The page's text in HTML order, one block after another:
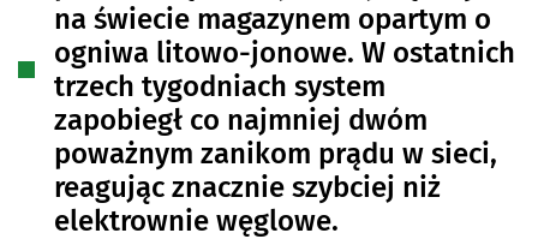
na świecie magazynem opartym o
ogniwa litowo-jonowe. W ostatnich
trzech tygodniach system
zapobiegł co najmniej dwóm
poważnym zanikom prądu w sieci,
reagując znacznie szybciej niż
elektrownie węglowe.